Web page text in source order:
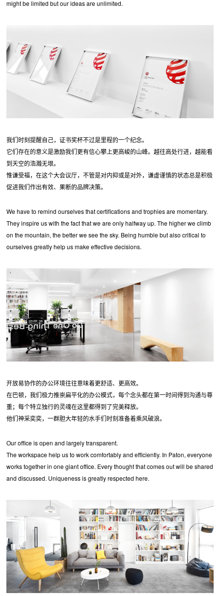
might be limited but our ideas are unlimited.
我们时刻提醒自己，证书奖杯不过是里程的一个纪念。
它们存在的意义是激励我们更有信心攀上更高峻的山峰。越往高处行进，越能看
到天空的浩瀚无垠。
惟谦受福，在这个大会议厅，不管是对内抑或是对外，谦虚谨慎的状态总是积极
促进我们作出有效、果断的品牌决策。
We have to remind ourselves that certifications and trophies are momentary.
They inspire us with the fact that we are only halfway up. The higher we climb
on the mountain, the better we see the sky. Being humble but also critical to
ourselves greatly help us make effective decisions.
开放易协作的办公环境往往意味着更舒适、更高效。
在巴顿，我们极力推崇扁平化的办公模式，每个念头都在第一时间得到沟通与尊
重；每个特立独行的灵魂在这里都得到了完美释放。
他们神采奕奕，一群胆大年轻的水手们时刻准备着乘风破浪。
Our office is open and largely transparent.
The workspace help us to work comfortably and efficiently. In Paton, everyone
works together in one giant office. Every thought that comes out will be shared
and discussed. Uniqueness is greatly respected here.